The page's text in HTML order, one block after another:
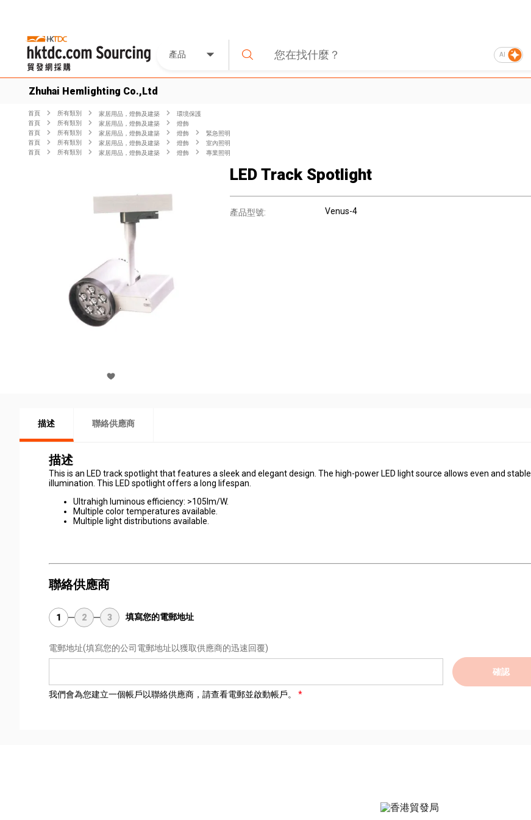
產品 AI
Zhuhai Hemlighting Co.,Ltd
首頁 所有類別 家居用品，燈飾及建築
環境保護
首頁
所有類別 家居用品，燈飾及建築
燈飾
首頁
所有類別 家居用品，燈飾及建築 燈飾
緊急照​​明
首頁
所有類別 家居用品，燈飾及建築 燈飾
室內照明
首頁
所有類別 家居用品，燈飾及建築 燈飾 專業照明
LED Track Spotlight
產品型號: Venus-4
描述 聯絡供應商
描述
This is an LED track spotlight that features a sleek and elegant design. The high-power LED light source allows even and stable
illumination. This LED spotlight offers a long lifespan.
Ultrahigh luminous efficiency: >105lm/W.
Multiple color temperatures available.
Multiple light distributions available.
聯絡供應商
1 2 3 填寫您的電郵地址
電郵地址(填寫您的公司電郵地址以獲取供應商的迅速回覆)
確認
我們會為您建立一個帳戶以聯絡供應商，請查看電郵並啟動帳戶。